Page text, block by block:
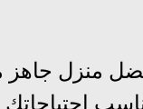
منزل
احتياجاتك